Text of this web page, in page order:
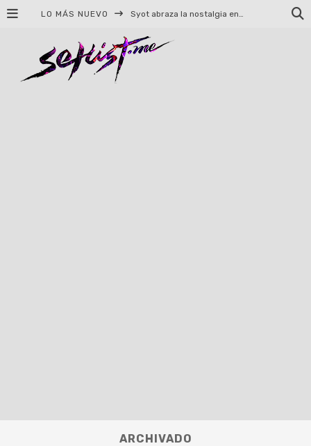
LO MÁS NUEVO Syot abraza la nostalgia en «Blame», el primer adelanto de su EP debut
ARCHIVADO